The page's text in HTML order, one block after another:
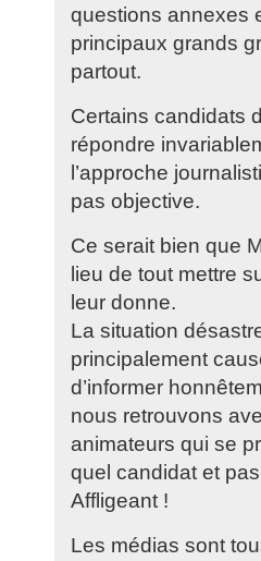
questions annexes
principaux grands
partout.
Certains candidats
répondre
l’approche
pas objective.
Ce serait bien que
lieu de tout mettre
leur donne.
La situation
principalement
d’informer
nous retrouvons
animateurs qui se
quel candidat et
Affligeant !
Les médias sont